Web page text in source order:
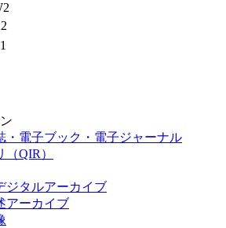
・電子ブック・電子ジャーナル
（QIR）
ジタルアーカイブ
アーカイブ